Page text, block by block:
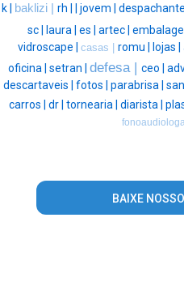
k | baklizi | rh | jovem | despachante
sc | laura | es | artec |
vidroscape | casas | romu | lojas |
oficina | setran | defesa | ceo |
descartaveis | fotos | parabrisa |
carros | dr | tornearia | diarista |
BAIXE